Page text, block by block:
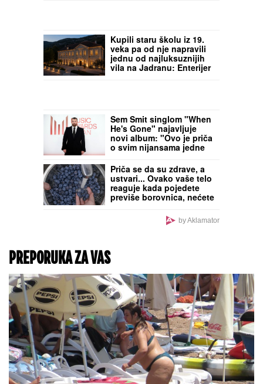
Kupili staru školu iz 19.
veka pa od nje napravili
jednu od najluksuznijih
vila na Jadranu: Enterijer
Sem Smit singlom "When
He's Gone" najavljuje
novi album: "Ovo je priča
o svim nijansama jedne
Priča se da su zdrave, a
ustvari... Ovako vaše telo
reaguje kada pojedete
previše borovnica, nećete
by Aklamator
PREPORUKA ZA VAS